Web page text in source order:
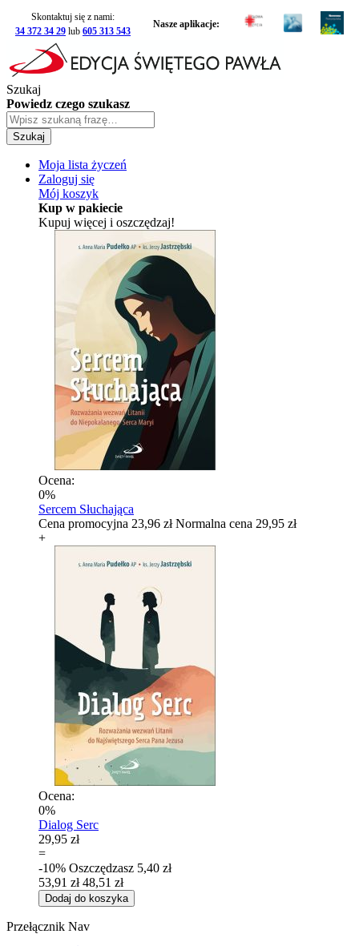
Skontaktuj się z nami:
34 372 34 29 lub 605 313 543
Nasze aplikacje:
Szukaj
Powiedz czego szukasz
Szukaj
Moja lista życzeń
Zaloguj się
Mój koszyk
Kup w pakiecie
Kupuj więcej i oszczędzaj!
Ocena:
0%
Sercem Słuchająca
Cena promocyjna 23,96 zł Normalna cena 29,95 zł
+
Ocena:
0%
Dialog Serc
29,95 zł
=
-10% Oszczędzasz 5,40 zł
53,91 zł 48,51 zł
Dodaj do koszyka
Przełącznik Nav